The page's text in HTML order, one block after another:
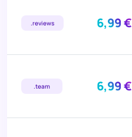
.reviews 6,99 €
.team 6,99 €